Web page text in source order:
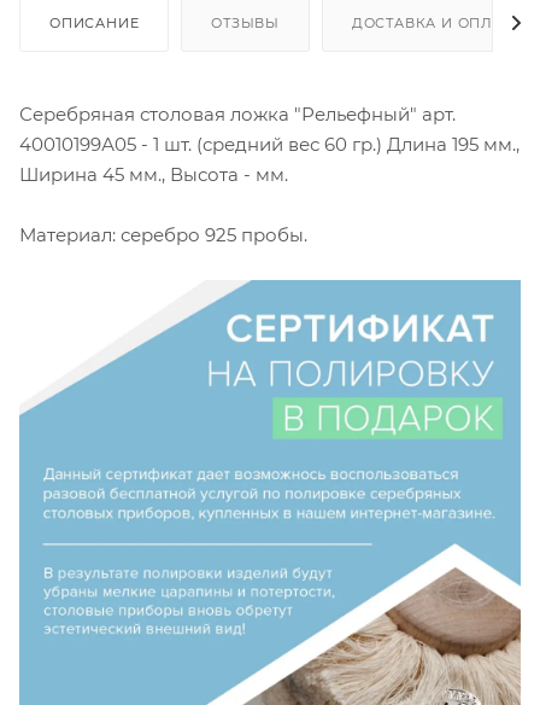
ОПИСАНИЕ ОТЗЫВЫ ДОСТАВКА И ОПЛАТА
Серебряная столовая ложка "Рельефный" арт.
40010199А05 - 1 шт. (средний вес 60 гр.) Длина 195 мм.,
Ширина 45 мм., Высота - мм.
Материал: серебро 925 пробы.